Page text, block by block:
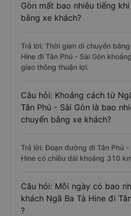
Gòn mất bao nhiêu tiếng
bằng xe khách?
Trả lời: Thời gian di chuyển
Hine đi Tân Phú - Sài Gòn
giao thông thuận lợi.
Câu hỏi: Khoảng cách từ
Tân Phú - Sài Gòn là bao
chuyển bằng xe khách?
Trả lời: Đoạn đường đi Tân Phú -
Hine có chiều dài khoảng 310
Câu hỏi: Mỗi ngày có bao
khách Ngã Ba Tà Hine đi
?